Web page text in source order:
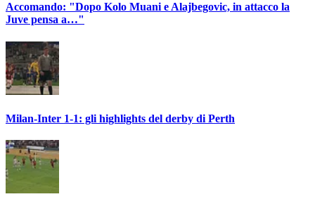
Accomando: "Dopo Kolo Muani e Alajbegovic, in attacco la
Juve pensa a…"
Milan-Inter 1-1: gli highlights del derby di Perth